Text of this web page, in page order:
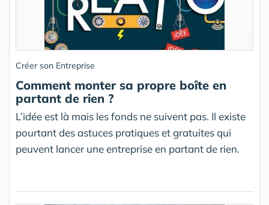
Créer son Entreprise
Comment monter sa propre boîte en
partant de rien ?
L’idée est là mais les fonds ne suivent pas. Il existe
pourtant des astuces pratiques et gratuites qui
peuvent lancer une entreprise en partant de rien.